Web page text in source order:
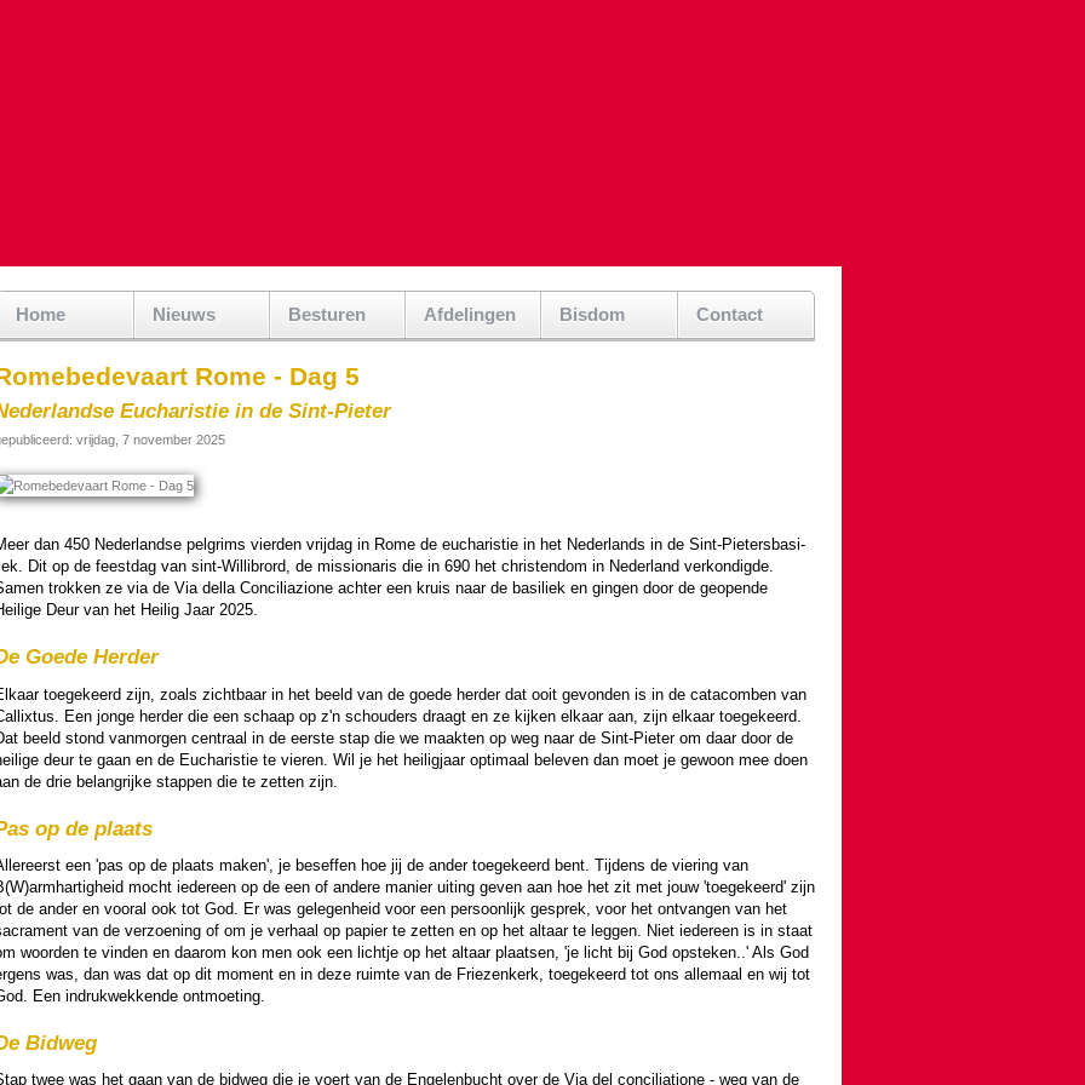
Home Nieuws Besturen Afdelingen Bisdom Contact
Rome - Dag 5
Eucharistie in de Sint-Pieter
vrijdag, 7 november 2025
dan 450 Neder­landse pelgrims vier­den vrij­dag in Rome de eucha­ris­tie in het Neder­lands in de Sint-Pieters­basi­
Dit op de feest­dag van sint-Wil­li­brord, de mis­sio­na­ris die in 690 het chris­ten­dom in Neder­land verkon­digde.
trokken ze via de Via della Conciliazione achter een kruis naar de basiliek en gingen door de geopende
Deur van het Heilig Jaar 2025.
Goede Herder
toe­ge­keerd zijn, zoals zicht­baar in het beeld van de goede her­der dat ooit gevon­den is in de catacomben van
Een jonge her­der die een schaap op z'n schou­ders draagt en ze kijken elkaar aan, zijn elkaar toe­ge­keerd.
beeld stond van­mor­gen centraal in de eerste stap die we maakten op weg naar de Sint-Pieter om daar door de
deur te gaan en de Eucha­ris­tie te vieren. Wil je het heilig­jaar optimaal beleven dan moet je gewoon mee doen
de drie be­lang­rijke stappen die te zetten zijn.
op de plaats
een 'pas op de plaats maken', je beseffen hoe jij de ander toe­ge­keerd bent. Tijdens de vie­ring van
mocht ieder­een op de een of andere manier uiting geven aan hoe het zit met jouw 'toe­ge­keerd' zijn
de ander en vooral ook tot God. Er was gelegen­heid voor een per­soon­lijk gesprek, voor het ont­van­gen van het
van de ver­zoe­ning of om je verhaal op papier te zetten en op het altaar te leggen. Niet ieder­een is in staat
woor­den te vin­den en daarom kon men ook een lichtje op het altaar plaatsen, 'je licht bij God opsteken..' Als God
was, dan was dat op dit moment en in deze ruimte van de Friezen­kerk, toe­ge­keerd tot ons allemaal en wij tot
Een in­druk­wek­kende ont­moe­ting.
Bidweg
twee was het gaan van de bidweg die je voert van de Engelenbucht over de Via del conciliatione - weg van de